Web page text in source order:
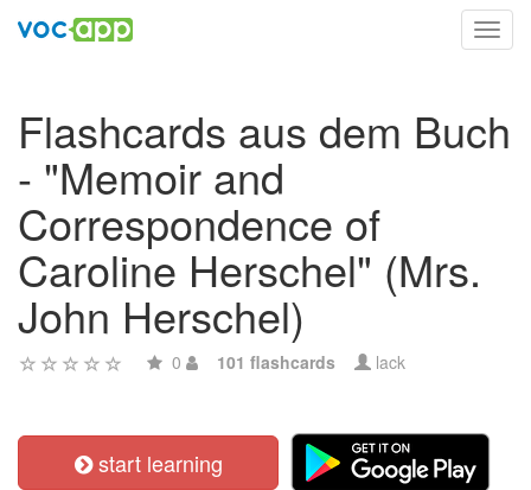
Flashcards aus dem Buch
- "Memoir and
Correspondence of
Caroline Herschel" (Mrs.
John Herschel)
0 101 flashcards lack
start learning